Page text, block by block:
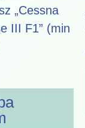
„Cessna
III F1” (min